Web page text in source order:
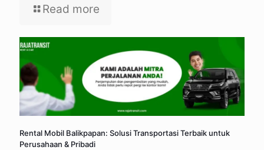
Read more
Rental Mobil Balikpapan: Solusi Transportasi Terbaik untuk
Perusahaan & Pribadi